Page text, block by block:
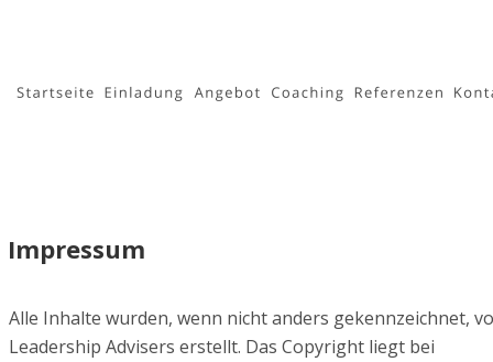
Impressum
Alle Inhalte wurden, wenn nicht anders gekennzeichnet,
Leadership Advisers erstellt. Das Copyright liegt bei